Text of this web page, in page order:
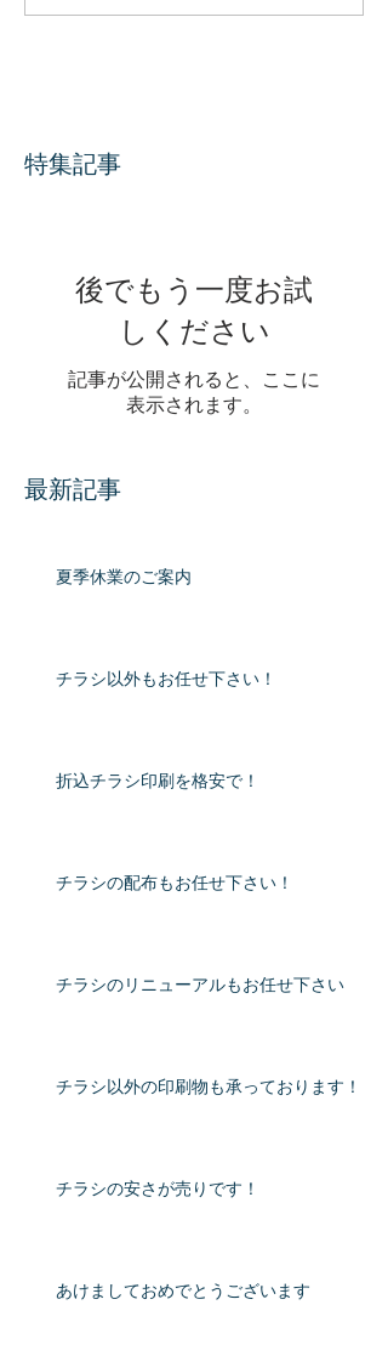
特集記事
後でもう一度お試
しください
記事が公開されると、ここに
表示されます。
最新記事
夏季休業のご案内
チラシ以外もお任せ下さい！
折込チラシ印刷を格安で！
チラシの配布もお任せ下さい！
チラシのリニューアルもお任せ下さい
チラシ以外の印刷物も承っております！
チラシの安さが売りです！
あけましておめでとうございます